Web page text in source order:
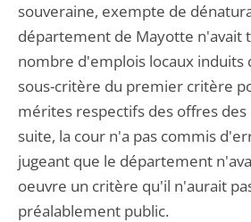
souveraine, exempte de
département de Mayotte n'avait
nombre d'emplois locaux induits
sous-critère du premier critère
mérites respectifs des offres des
suite, la cour n'a pas commis
jugeant que le département
oeuvre un critère qu'il n'aurait
préalablement public.